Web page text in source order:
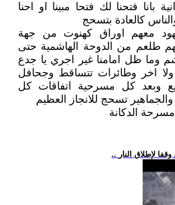
بانا فتحنا لك فتحا مبينا او احنا
كالعادة بتسحج
معهم اوراق كهنوت من جهة
طلعم من الدوحة الهاشمية حتى
وما ظل امامنا غير اجري يا جدع
اخر وطائرات تتساقط وجحافل
وبعد كل مسرحية اتفاقات كل
تسحج للانجاز العظيم
الدكانة
لإطلاق النار